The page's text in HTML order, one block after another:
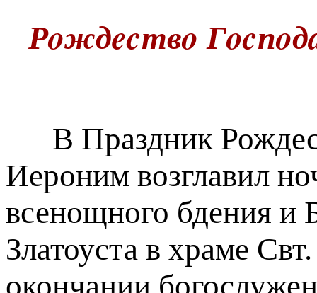
Рoждecтвo
В Праздник
Иероним возглавил
всенощного бдения
Златоуста в храме